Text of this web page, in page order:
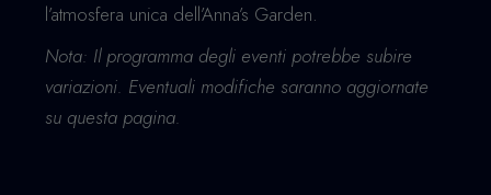
l’atmosfera unica dell’Anna’s Garden.
Nota: Il programma degli eventi potrebbe subire
variazioni. Eventuali modifiche saranno aggiornate
su questa pagina.